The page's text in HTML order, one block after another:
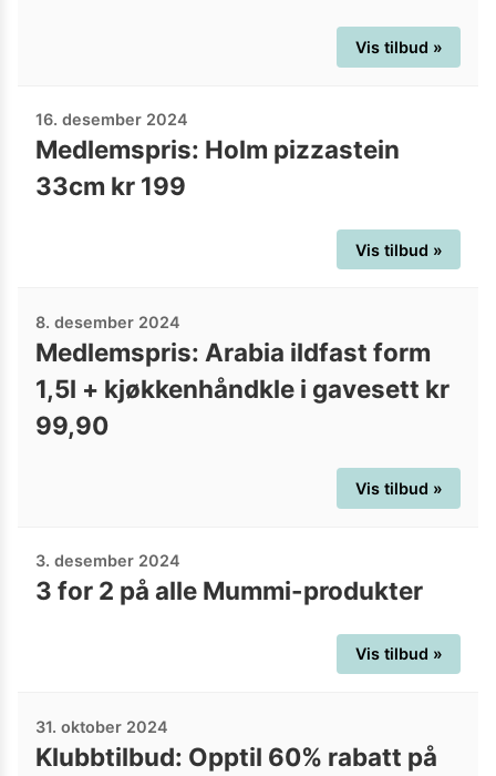
Vis tilbud »
16. desember 2024
Medlemspris: Holm pizzastein
33cm kr 199
Vis tilbud »
8. desember 2024
Medlemspris: Arabia ildfast form
1,5l + kjøkkenhåndkle i gavesett kr
99,90
Vis tilbud »
3. desember 2024
3 for 2 på alle Mummi-produkter
Vis tilbud »
31. oktober 2024
Klubbtilbud: Opptil 60% rabatt på